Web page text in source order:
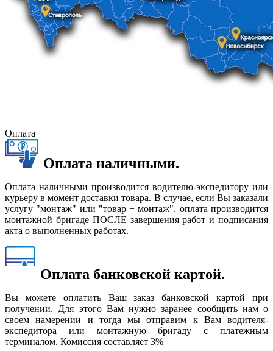
Оплата
Оплата наличными.
Оплата наличными производится водителю-экспедитору или
курьеру в момент доставки товара. В случае, если Вы заказали
услугу "монтаж" или "товар + монтаж", оплата производится
монтажной бригаде ПОСЛЕ завершения работ и подписания
акта о выполненных работах.
Оплата банковской картой.
Вы можете оплатить Ваш заказ банковской картой при
получении. Для этого Вам нужно заранее сообщить нам о
своем намерении и тогда мы отправим к Вам водителя-
экспедитора или монтажную бригаду с платежным
терминалом. Комиссия составляет 3%